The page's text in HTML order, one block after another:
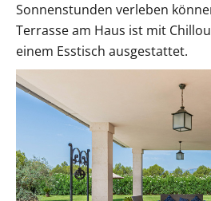
Sonnenstunden verleben
Terrasse am Haus ist mit
einem Esstisch ausgestattet.